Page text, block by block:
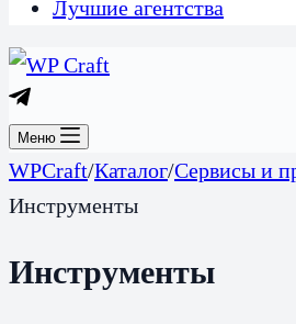
Лучшие агентства
Меню
WPCraft/Каталог/Сервисы и
Инструменты
Инструменты